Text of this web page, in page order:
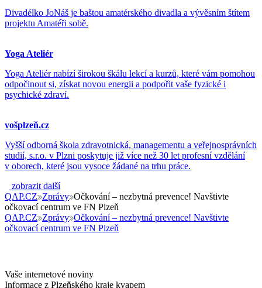
Divadélko JoNáš je baštou amatérského divadla a vývěsním štítem
projektu Amatéři sobě.
Yoga Ateliér
Yoga Ateliér nabízí širokou škálu lekcí a kurzů, které vám pomohou
odpočinout si, získat novou energii a podpořit vaše fyzické i
psychické zdraví.
vošplzeň.cz
Vyšší odborná škola zdravotnická, managementu a veřejnosprávních
studií, s.r.o. v Plzni poskytuje již více než 30 let profesní vzdělání
v oborech, které jsou vysoce žádané na trhu práce.
zobrazit další
QAP.CZ Zprávy Očkování – nezbytná prevence! Navštivte
očkovací centrum ve FN Plzeň
QAP.CZ Zprávy Očkování – nezbytná prevence! Navštivte
očkovací centrum ve FN Plzeň
Vaše internetové noviny
Informace z Plzeňského kraje kvapem